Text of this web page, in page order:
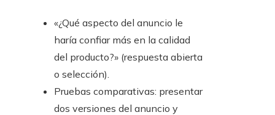
«¿Qué aspecto del anuncio le
haría confiar más en la calidad
del producto?» (respuesta abierta
o selección).
Pruebas comparativas: presentar
dos versiones del anuncio y